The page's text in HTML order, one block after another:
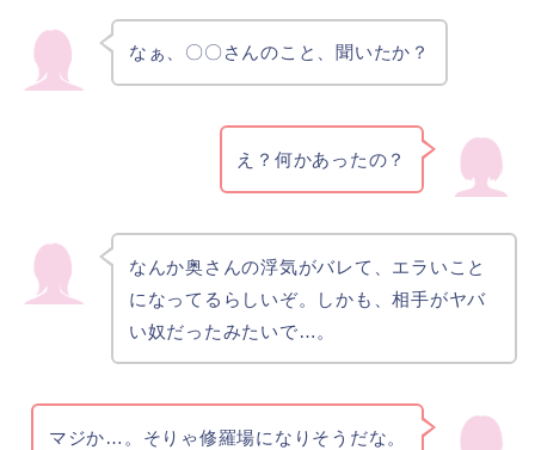
なぁ、〇〇さんのこと、聞いたか？
え？何かあったの？
なんか奥さんの浮気がバレて、エラいこと
になってるらしいぞ。しかも、相手がヤバ
い奴だったみたいで…。
マジか…。そりゃ修羅場になりそうだな。